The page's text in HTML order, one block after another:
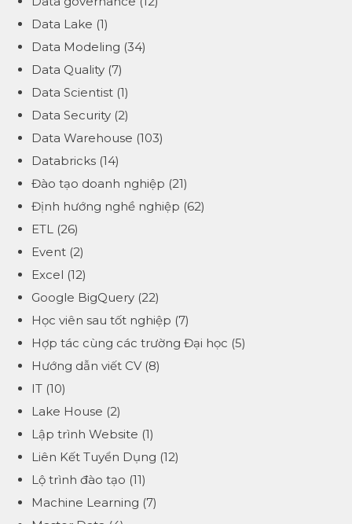
Data Lake (1)
Data Modeling (34)
Data Quality (7)
Data Scientist (1)
Data Security (2)
Data Warehouse (103)
Databricks (14)
Đào tạo doanh nghiệp (21)
Định hướng nghề nghiệp (62)
ETL
(26)
Event (2)
Excel (12)
Google BigQuery (22)
Học viên sau tốt nghiệp (7)
Hợp tác cùng các trường Đại học (5)
Hướng dẫn viết CV(8)
IT (10)
Lake House (2)
Lập trình Website (1)
Liên Kết Tuyển Dụng (12)
Lộ trình đào tạo (11)
Machine Learning (7)